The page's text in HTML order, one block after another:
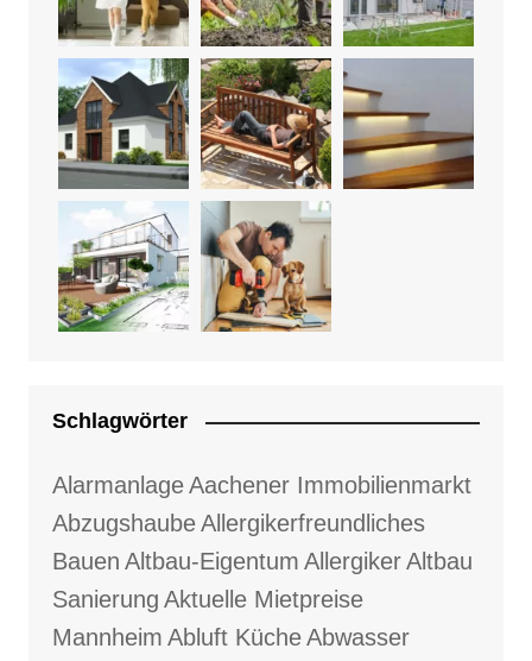
Schlagwörter
AlarmanlageAachener Immobilienmarkt
AbzugshaubeAllergikerfreundliches
Bauen Altbau-Eigentum AllergikerAltbau
Sanierung Aktuelle Mietpreise
Mannheim Abluft KücheAbwasser